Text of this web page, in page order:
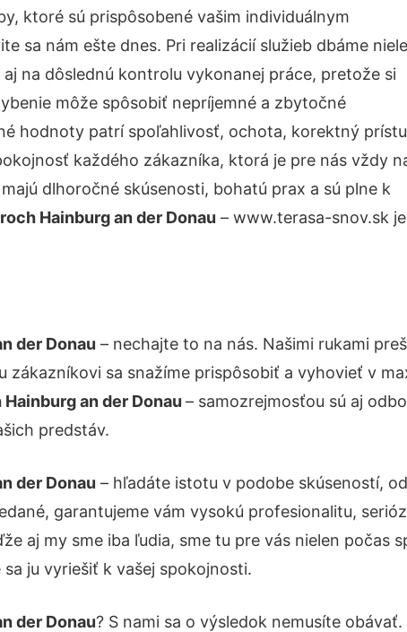
ktoré sú prispôsobené vašim individuálnym
sa nám ešte dnes. Pri realizácií služieb dbáme
na dôslednú kontrolu vykonanej práce, pretože si
môže spôsobiť nepríjemné a zbytočné
hodnoty patrí spoľahlivosť, ochota, korektný
každého zákazníka, ktorá je pre nás vždy
dlhoročné skúsenosti, bohatú prax a sú plne k
Hainburg an der Donau – www.terasa-snov.sk
der Donau – nechajte to na nás. Našimi rukami
zákazníkovi sa snažíme prispôsobiť a vyhovieť v
an der Donau – samozrejmosťou sú aj
predstáv.
der Donau – hľadáte istotu v podobe skúseností,
garantujeme vám vysokú profesionalitu,
aj my sme iba ľudia, sme tu pre vás nielen
ju vyriešiť k vašej spokojnosti.
der Donau? S nami sa o výsledok nemusíte